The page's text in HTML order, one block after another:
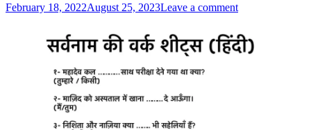
February 18, 2022August 25, 2023Leave a comment